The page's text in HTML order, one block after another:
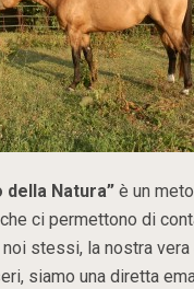
della Natura” è un
ci permettono di
stessi, la nostra vera
siamo una diretta